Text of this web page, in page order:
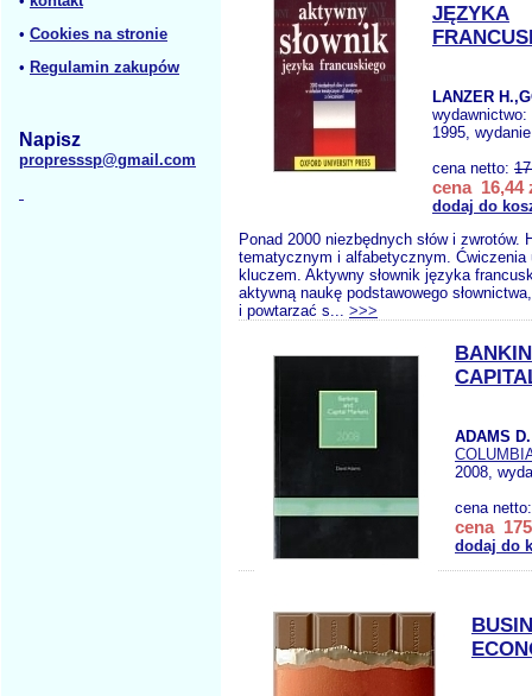
• Cookies na stronie
• Regulamin zakupów
Napisz
propresssp@gmail.com
JĘZYKA
LANZER
wydawnictwo:
1995,
cena netto:
cena 16,44
dodaj do
Ponad 2000 niezbędnych słów i zwrotów.
tematycznym i alfabetycznym. Ćwiczenia
kluczem. Aktywny słownik języka
aktywną naukę podstawowego
i powtarzać s... >>>
ADAMS D.
2008,
cena
cena
dodaj do